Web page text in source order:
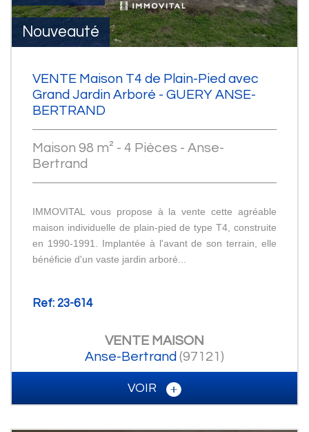
Nouveauté
VENTE Maison T4 de Plain-Pied avec
Grand Jardin Arboré - GUERY ANSE-
BERTRAND
Maison 98 m² - 4 Pièces - Anse-
Bertrand
IMMOVITAL vous propose à la vente cette agréable
maison individuelle de plain-pied de type T4, construite
en 1990-1991. Implantée à l'avant de son terrain, elle
bénéficie d'un vaste jardin arboré...
Ref: 23-614
VENTE MAISON
Anse-Bertrand (97121)
VOIR